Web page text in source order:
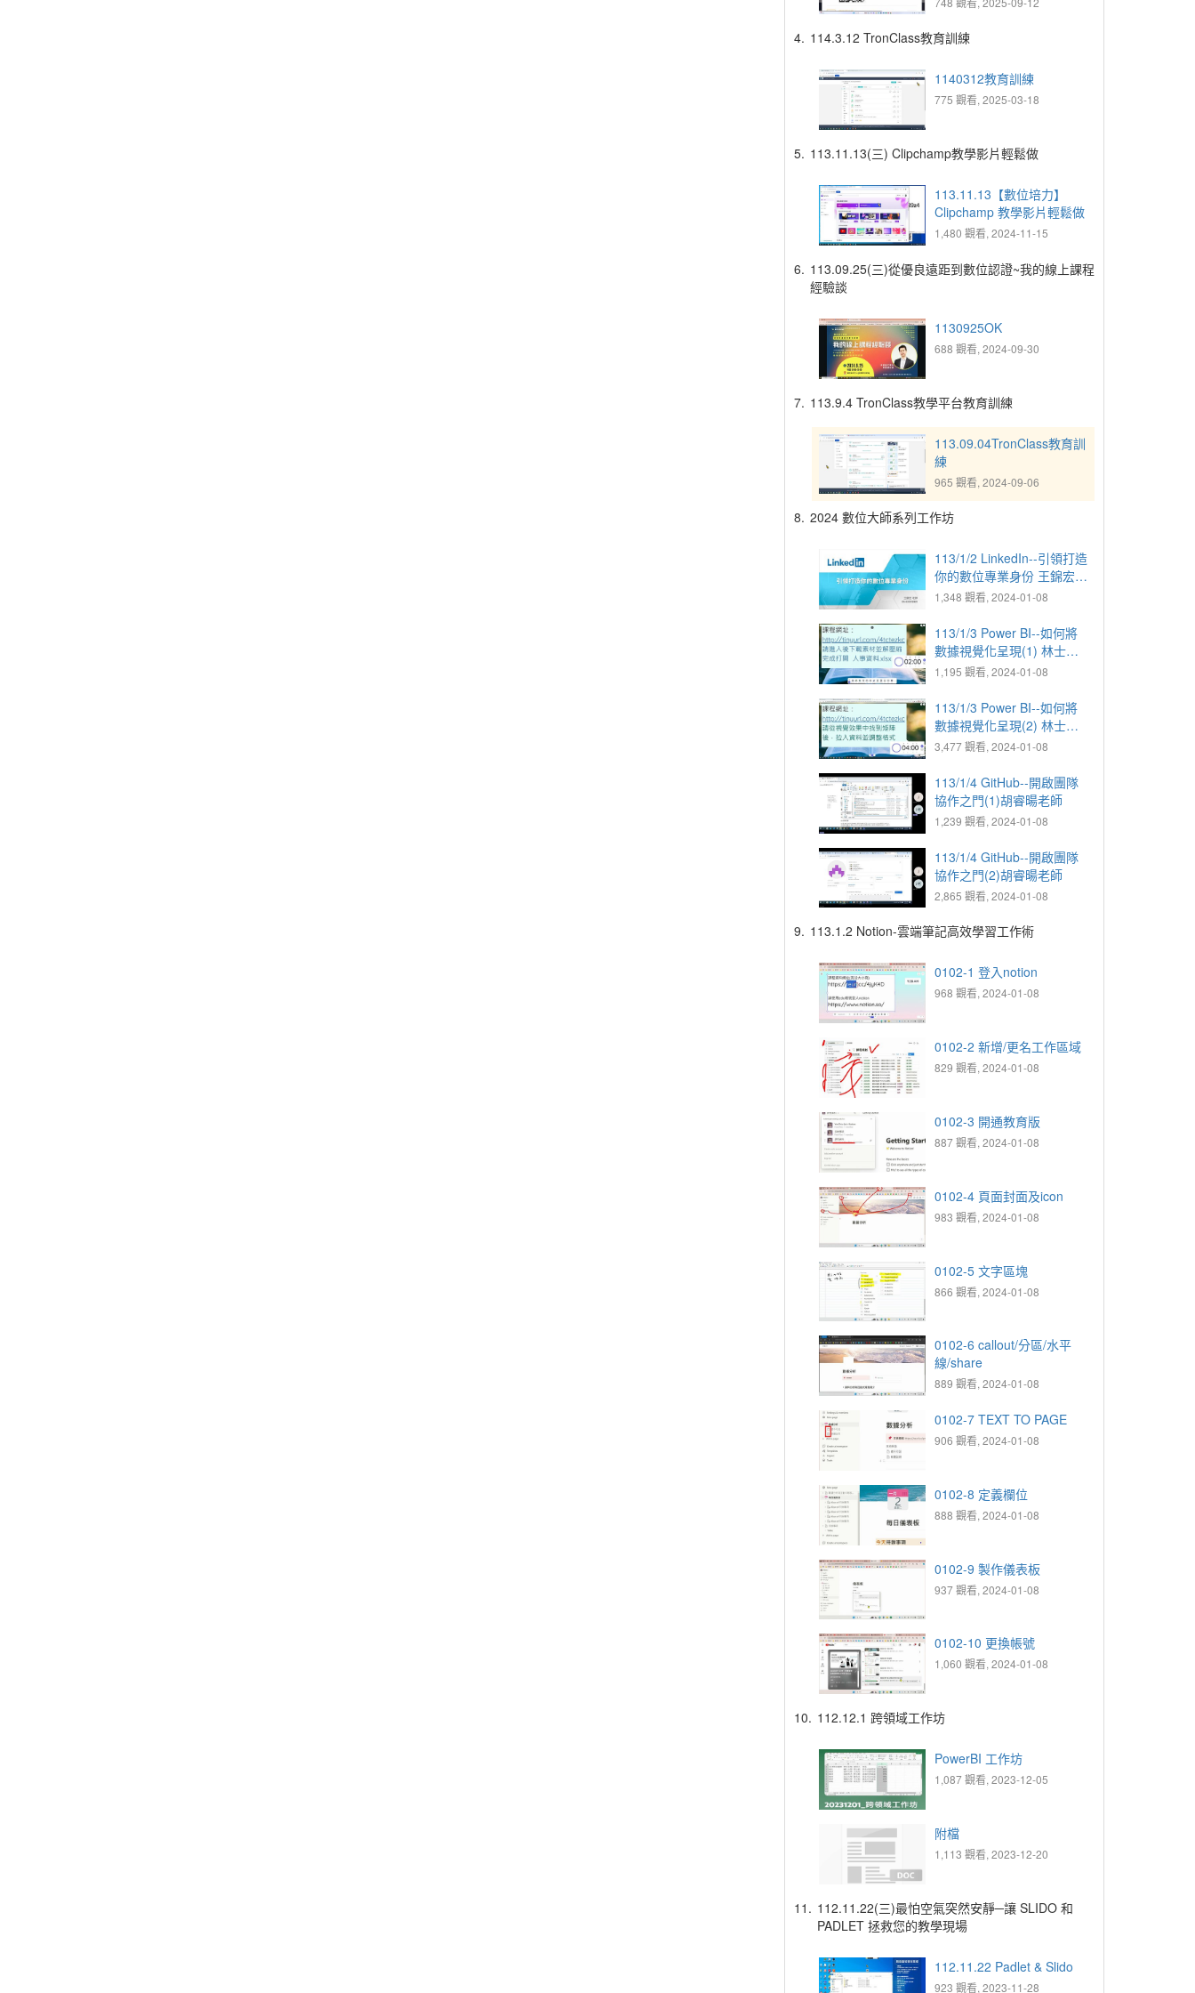
4. 114.3.12 TronClass教育訓練
1140312教育訓練
775 觀看, 2025-03-18
5. 113.11.13(三) Clipchamp教學影片輕鬆做
113.11.13【數位培力】
Clipchamp 教學影片輕鬆做
1,480 觀看, 2024-11-15
6. 113.09.25(三)從優良遠距到數位認證~我的線上課程
經驗談
1130925OK
688 觀看, 2024-09-30
7. 113.9.4 TronClass教學平台教育訓練
113.09.04TronClass教育訓
練
965 觀看, 2024-09-06
8. 2024 數位大師系列工作坊
113/1/2 LinkedIn--引領打造
你的數位專業身份 王錦宏老
師
1,348 觀看, 2024-01-08
113/1/3 Power BI--如何將
數據視覺化呈現(1) 林士傑
老師
1,195 觀看, 2024-01-08
113/1/3 Power BI--如何將
數據視覺化呈現(2) 林士傑
老師
3,477 觀看, 2024-01-08
113/1/4 GitHub--開啟團隊
協作之門(1)胡睿暘老師
1,239 觀看, 2024-01-08
113/1/4 GitHub--開啟團隊
協作之門(2)胡睿暘老師
2,865 觀看, 2024-01-08
9. 113.1.2 Notion-雲端筆記高效學習工作術
0102-1 登入notion
968 觀看, 2024-01-08
0102-2 新增/更名工作區域
829 觀看, 2024-01-08
0102-3 開通教育版
887 觀看, 2024-01-08
0102-4 頁面封面及icon
983 觀看, 2024-01-08
0102-5 文字區塊
866 觀看, 2024-01-08
0102-6 callout/分區/水平
線/share
889 觀看, 2024-01-08
0102-7 TEXT TO PAGE
906 觀看, 2024-01-08
0102-8 定義欄位
888 觀看, 2024-01-08
0102-9 製作儀表板
937 觀看, 2024-01-08
0102-10 更換帳號
1,060 觀看, 2024-01-08
10. 112.12.1 跨領域工作坊
PowerBI 工作坊
1,087 觀看, 2023-12-05
附檔
1,113 觀看, 2023-12-20
11. 112.11.22(三)最怕空氣突然安靜─讓 SLIDO 和
PADLET 拯救您的教學現場
112.11.22 Padlet & Slido
923 觀看, 2023-11-28